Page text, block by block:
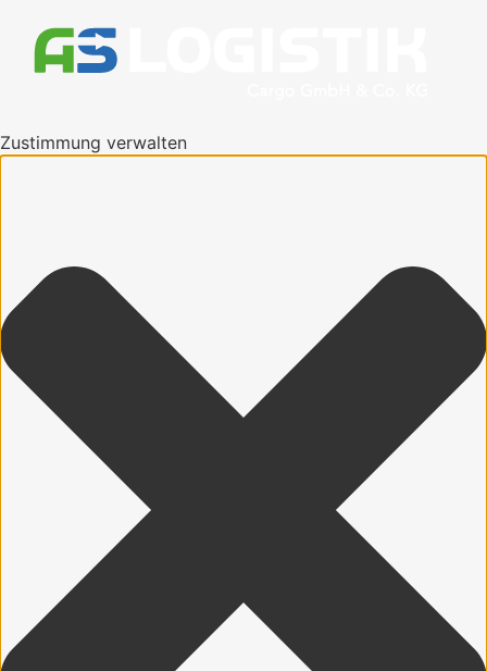
Zustimmung verwalten